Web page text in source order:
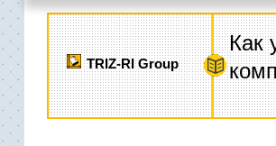
TRIZ-RI Group
Как